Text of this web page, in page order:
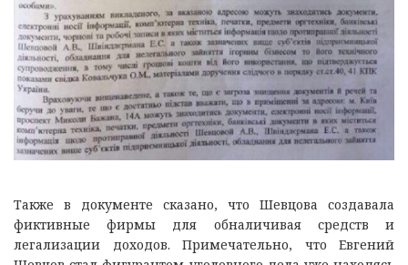
Также в документе сказано, что Шевцова создавала
фиктивные фирмы для обналичивая средств и
легализации доходов. Примечательно, что Евгений